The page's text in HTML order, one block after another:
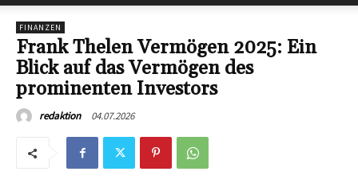
FINANZEN
Frank Thelen Vermögen 2025: Ein
Blick auf das Vermögen des
prominenten Investors
redaktion 04.07.2026